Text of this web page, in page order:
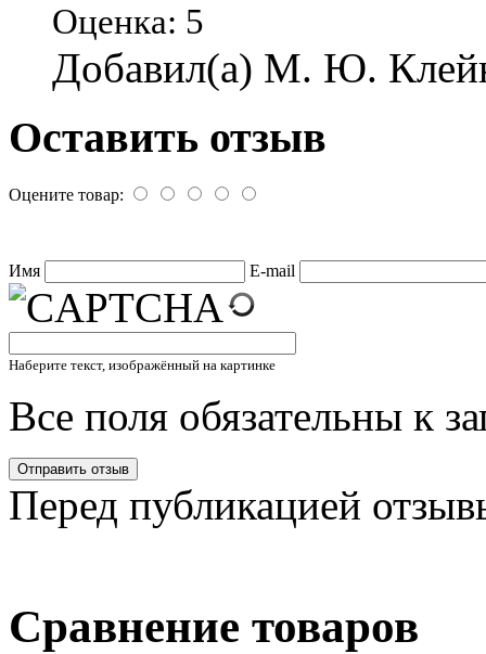
Оценка: 5
Добавил(а) М. Ю.
Оставить отзыв
Оцените товар:
Имя E-mail
Наберите текст, изображённый на картинке
Все поля обязательны к
Перед публикацией
Сравнение товаров